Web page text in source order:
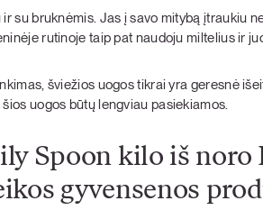
ir su bruknėmis. Jas į savo mitybą įtraukiu
rutinoje taip pat naudoju miltelius ir
šviežios uogos tikrai yra geresnė
uogos būtų lengviau pasiekiamos.
Spoon kilo iš
gyvensenos